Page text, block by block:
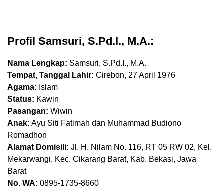
Profil Samsuri, S.Pd.I., M.A.:
Nama Lengkap: Samsuri, S.Pd.I., M.A.
Tempat, Tanggal Lahir: Cirebon, 27 April 1976
Agama: Islam
Status: Kawin
Pasangan: Wiwin
Anak: Ayu Siti Fatimah dan Muhammad Budiono
Romadhon
Alamat Domisili: Jl. H. Nilam No. 116, RT 05 RW 02, Kel.
Mekarwangi, Kec. Cikarang Barat, Kab. Bekasi, Jawa
Barat
No. WA: 0895-1735-8660